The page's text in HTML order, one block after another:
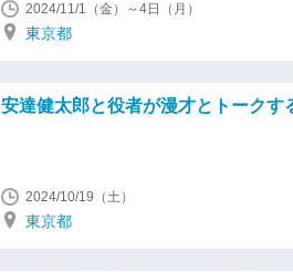
2024/11/1（金）～4日（月）
東京都
安達健太郎と役者が漫才とトークす
2024/10/19（土）
東京都